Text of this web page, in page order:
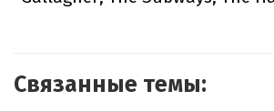
Связанные темы: